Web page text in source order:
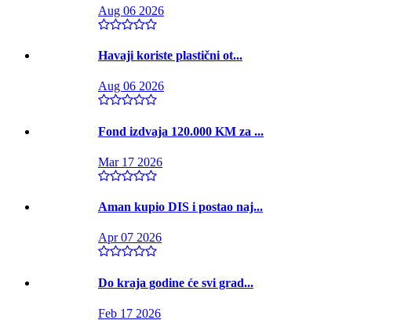
Aug 06 2026
Havaji koriste plastični ot...
Aug 06 2026
Fond izdvaja 120.000 KM za ...
Mar 17 2026
Aman kupio DIS i postao naj...
Apr 07 2026
Do kraja godine će svi grad...
Feb 17 2026